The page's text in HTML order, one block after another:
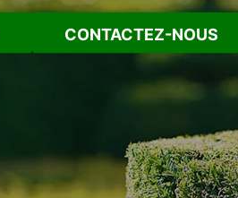
CONTACTEZ-NOUS